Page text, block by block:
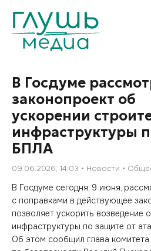
В Госдуме
законопроект об
ускорении
инфраструктуры
БПЛА
09.06.2026, 14:03 Новости
В Госдуме сегодня, 9 июня,
с поправками в действующее
позволяет ускорить возведение
инфраструктуры по защите от
Об этом сообщил глава